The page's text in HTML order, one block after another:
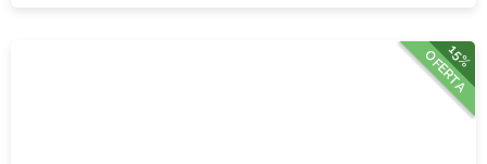
15%
OFERTA